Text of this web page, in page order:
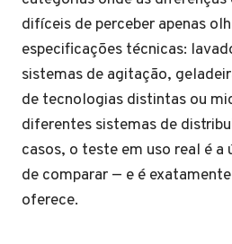
difíceis de perceber apenas
especificações técnicas:
sistemas de agitação,
de tecnologias distintas ou
diferentes sistemas de
casos, o teste em uso real é
de comparar — e é
oferece.